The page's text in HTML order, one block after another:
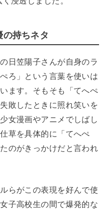
の持ちネタ
日笠陽子さんが自身のラ
ろ」という言葉を使いは
ます。そもそも「てへぺ
敗したときに照れ笑いを
女漫画やアニメでしばし
草を具体的に「てへぺ
のがきっかけだと言われ
らがこの表現を好んで使
子高校生の間で爆発的な